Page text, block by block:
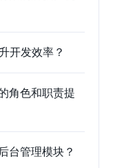
开发效率？
角色和职责提
台管理模块？